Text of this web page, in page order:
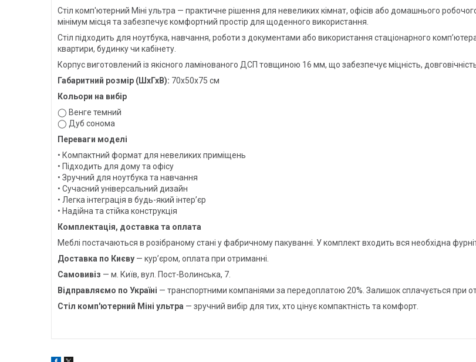
Стіл комп'ютерний Міні ультра — практичне рішення для невеликих кімнат, офісів або домашнього
мінімум місця та забезпечує комфортний простір для щоденного використання.
Стіл підходить для ноутбука, навчання, роботи з документами або використання стаціонарного
квартири, будинку чи кабінету.
Корпус виготовлений із якісного ламінованого ДСП товщиною 16 мм, що забезпечує міцність,
Габаритний розмір (ШхГхВ): 70х50х75 см
Кольори на вибір
◯ Венге темний
◯ Дуб сонома
Переваги моделі
• Компактний формат для невеликих приміщень
• Підходить для дому та офісу
• Зручний для ноутбука та навчання
• Сучасний універсальний дизайн
• Легка інтеграція в будь-який інтер’єр
• Надійна та стійка конструкція
Комплектація, доставка та оплата
Меблі постачаються в розібраному стані у фабричному пакуванні. У комплект входить вся необхідна
Доставка по Києву — кур’єром, оплата при отриманні.
Самовивіз — м. Київ, вул. Пост-Волинська, 7.
Відправляємо по Україні — транспортними компаніями за передоплатою 20%. Залишок сплачується при
Стіл комп'ютерний Міні ультра — зручний вибір для тих, хто цінує компактність та комфорт.